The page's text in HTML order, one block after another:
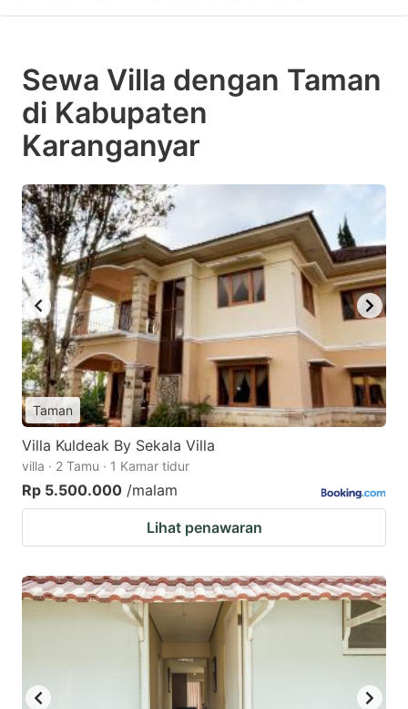
Sewa Villa dengan Taman
di Kabupaten
Karanganyar
Taman
Villa Kuldeak By Sekala Villa
villa · 2 Tamu · 1 Kamar tidur
Rp 5.500.000 /malam
Lihat penawaran